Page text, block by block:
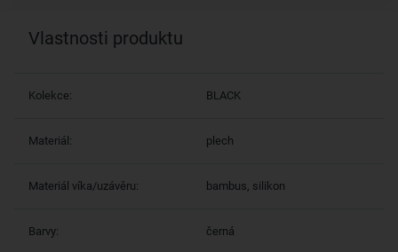
Vlastnosti produktu
Kolekce: BLACK
Materiál: plech
Materiál víka/uzávěru: bambus, silikon
Barvy: černá